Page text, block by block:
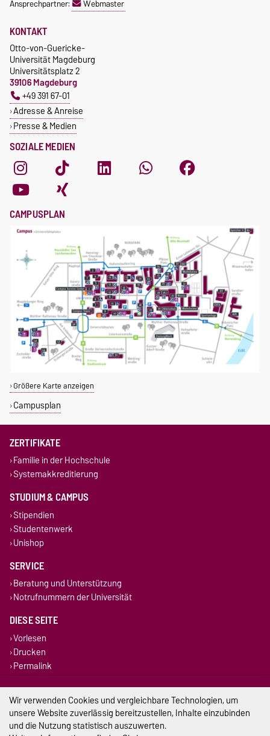
Ansprechpartner:
Webmaster
SOZIALE MEDIEN
KONTAKT
Otto-von-Guericke-
Universität Magdeburg
Universitätsplatz 2
39106 Magdeburg
+49 391 67-01
Adresse & Anreise
Presse & Medien
CAMPUSPLAN
Größere Karte anzeigen
Campusplan
ZERTIFIKATE
Familie in der Hochschule
Systemakkreditierung
STUDIUM & CAMPUS
Stipendien
Studentenwerk
Unishop
SERVICE
Beratung und Unterstützung
Notrufnummern der Universität
DIESE SEITE
Vorlesen
Drucken
Permalink
Impressum
Datenschutz
Wir verwenden Cookies und vergleichbare Technologien, um
unsere Website zuverlässig bereitzustellen, Inhalte einzubinden
und die Nutzung statistisch auszuwerten.